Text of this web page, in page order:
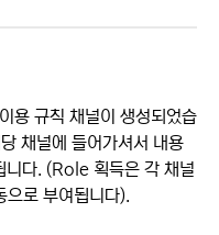
용 규칙 채널이 생성되었습
채널에 들어가셔서 내용
다. (Role 획득은 각 채널
으로 부여됩니다).